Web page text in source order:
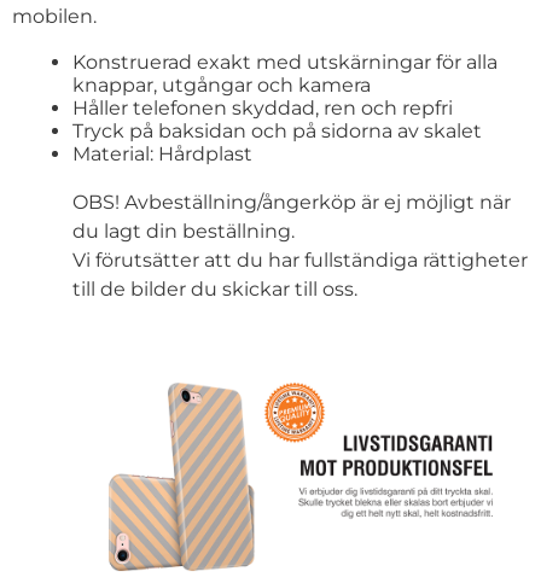
mobilen.
Konstruerad exakt med utskärningar för alla
knappar, utgångar och kamera
Håller telefonen skyddad, ren och repfri
Tryck på baksidan och på sidorna av skalet
Material: Hårdplast
OBS! Avbeställning/ångerköp är ej möjligt när
du lagt din beställning.
Vi förutsätter att du har fullständiga rättigheter
till de bilder du skickar till oss.